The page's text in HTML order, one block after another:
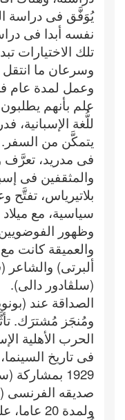
يُوَفَّق فى دراسة
نفسه أبدا فى
تلك الاختيارات
وسرعان ما
وعمل لمدة عام
علم بأنهم
للُّغة الإسبانية،
يتمكَّن من السفر.
فى مدريد، تعرَّف
والمثقفين فى
بلاتيرياس، تفتَّح
سياسية، مع
وظهور
والعميقة كانت
ألبرتى) والشاعر
(سلڤادور دالى).
الصداقة عند
ومُنجَز مُشترَك.
الحرب الأهلية
فى تاريخ
1929
ولمدة 20 عاما، على الكتابة المشتركة لأفلامه.